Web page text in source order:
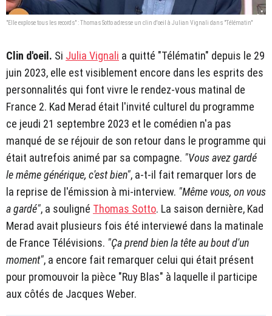
"Elle explose tous les records" : Thomas Sotto adresse un clin d'oeil à Julian Vignali dans "Télématin"
Clin d'oeil. Si Julia Vignali a quitté "Télématin" depuis le 29
juin 2023, elle est visiblement encore dans les esprits des
personnalités qui font vivre le rendez-vous matinal de
France 2. Kad Merad était l'invité culturel du programme
ce jeudi 21 septembre 2023 et le comédien n'a pas
manqué de se réjouir de son retour dans le programme qui
était autrefois animé par sa compagne. "Vous avez gardé
le même générique, c'est bien", a-t-il fait remarquer lors de
la reprise de l'émission à mi-interview. "Même vous, on vous
a gardé", a souligné Thomas Sotto. La saison dernière, Kad
Merad avait plusieurs fois été interviewé dans la matinale
de France Télévisions. "Ça prend bien la tête au bout d'un
moment", a encore fait remarquer celui qui était présent
pour promouvoir la pièce "Ruy Blas" à laquelle il participe
aux côtés de Jacques Weber.